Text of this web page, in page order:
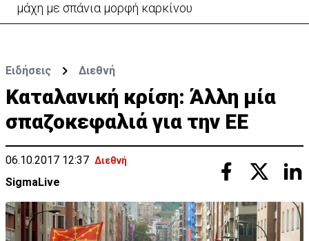
25 τραυματίες, οι 7 σοβαρά
Ειδήσεις Διεθνή
Καταλανική κρίση: Άλλη μία
σπαζοκεφαλιά για την ΕE
06.10.2017 12:37 Διεθνή
SigmaLive